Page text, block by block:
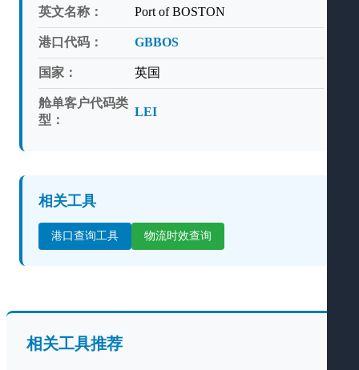
英文名称： Port of BOSTON
港口代码： GBBOS
国家： 英国
舱单客户代码类
型：
LEI
相关工具
港口查询工具 物流时效查询
相关工具推荐